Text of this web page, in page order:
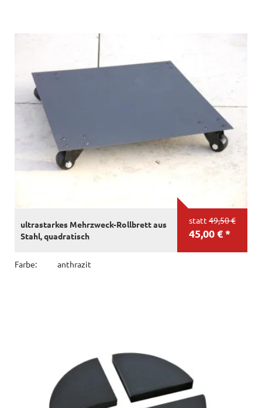
statt 49,50 €
45,00 € *
ultrastarkes Mehrzweck-Rollbrett aus
Stahl, quadratisch
Farbe: anthrazit